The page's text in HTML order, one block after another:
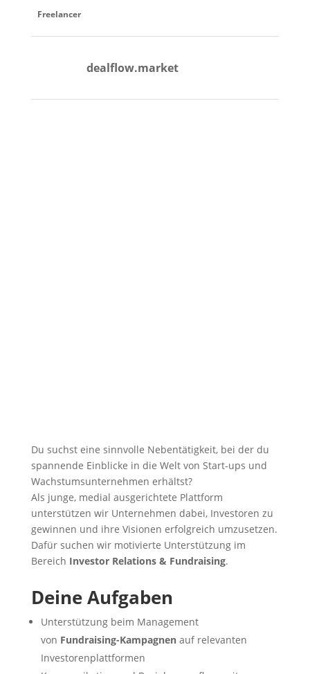
Freelancer
dealflow.market
Du suchst eine sinnvolle Nebentätigkeit, bei der du
spannende Einblicke in die Welt von Start-ups und
Wachstumsunternehmen erhältst?
Als junge, medial ausgerichtete Plattform
unterstützen wir Unternehmen dabei, Investoren zu
gewinnen und ihre Visionen erfolgreich umzusetzen.
Dafür suchen wir motivierte Unterstützung im
Bereich Investor Relations & Fundraising.
Deine Aufgaben
Unterstützung beim Management
von Fundraising-Kampagnenauf relevanten
Investorenplattformen